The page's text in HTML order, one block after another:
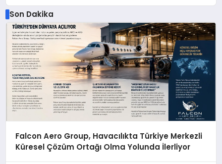
Son Dakika
Falcon Aero Group, Havacılıkta Türkiye Merkezli
Küresel Çözüm Ortağı Olma Yolunda İlerliyor